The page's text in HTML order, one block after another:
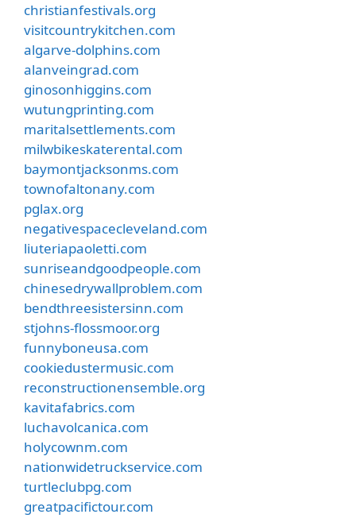
christianfestivals.org
visitcountrykitchen.com
algarve-dolphins.com
alanveingrad.com
ginosonhiggins.com
wutungprinting.com
maritalsettlements.com
milwbikeskaterental.com
baymontjacksonms.com
townofaltonany.com
pglax.org
negativespacecleveland.com
liuteriapaoletti.com
sunriseandgoodpeople.com
chinesedrywallproblem.com
bendthreesistersinn.com
stjohns-flossmoor.org
funnyboneusa.com
cookiedustermusic.com
reconstructionensemble.org
kavitafabrics.com
luchavolcanica.com
holycownm.com
nationwidetruckservice.com
turtleclubpg.com
greatpacifictour.com